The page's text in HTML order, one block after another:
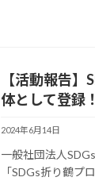
【活動報告
体として登録！
2024年6月14日
一般社団法人
「SDGs折り鶴プ